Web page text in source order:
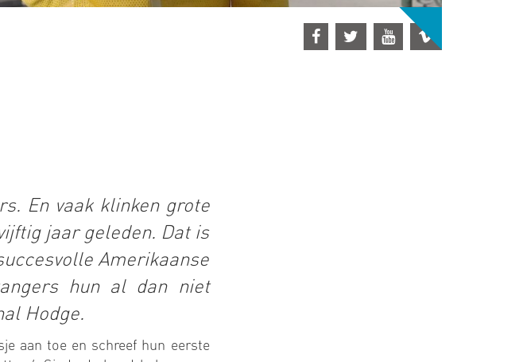
En vaak klinken grote
jaar geleden. Dat is
Amerikaanse
hun al dan niet
Hodge.
aan toe en schreef hun eerste